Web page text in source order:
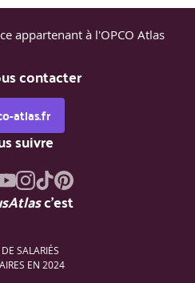
appartenant à l'OPCO Atlas
contacter
atlas.fr
suivre
c'est
SALARIÉS
EN 2024